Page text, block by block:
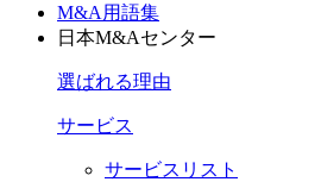
M&A用語集
日本M&Aセンター
選ばれる理由
サービス
サービスリスト